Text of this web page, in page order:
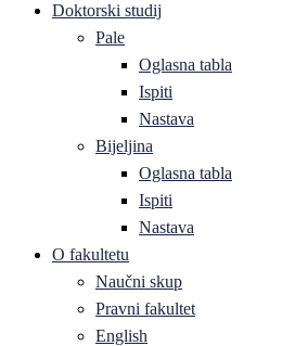
Doktorski studij
Pale
Oglasna tabla
Ispiti
Nastava
Bijeljina
Oglasna tabla
Ispiti
Nastava
O fakultetu
Naučni skup
Pravni fakultet
English